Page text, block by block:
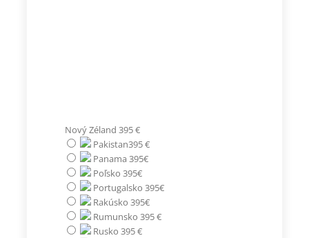
Nový Zéland 395 €
Pakistan395 €
Panama 395€
Poľsko 395€
Portugalsko 395€
Rakúsko 395€
Rumunsko 395 €
Rusko 395 €